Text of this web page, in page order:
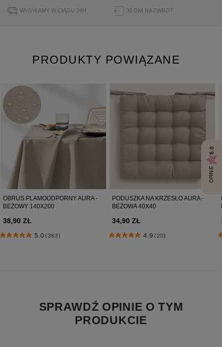
ul. Buforowa 125/H-10a
Pobierz instrukcję bezpieczeństwa produktu
WYSYŁAMY W CIĄGU 24H 30 DNI NA ZWROT
SPRAWDŹ OPINIE O TYM
PRODUKCIE
PRODUKTY POWIĄZANE
OBRUS PLAMOODPORNY AURA -
BEŻOWY 140X200
38,90 ZŁ
5.0 (363)
PODUSZKA NA KRZESŁO AURA -
BEŻOWA 40X40
34,90 ZŁ
4.9 (20)
OPINIE
5.0